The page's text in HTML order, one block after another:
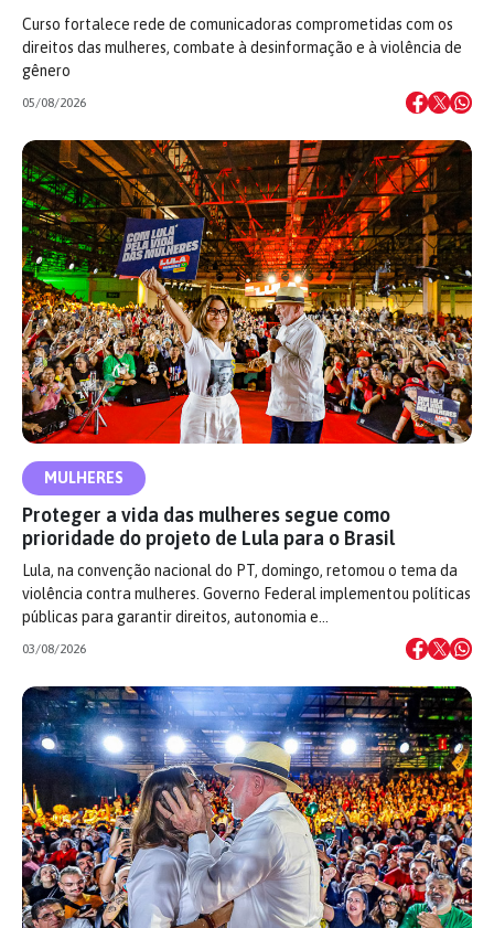
Curso fortalece rede de comunicadoras comprometidas com os
direitos das mulheres, combate à desinformação e à violência de
gênero
05/08/2026
MULHERES
Proteger a vida das mulheres segue como
prioridade do projeto de Lula para o Brasil
Lula, na convenção nacional do PT, domingo, retomou o tema da
violência contra mulheres. Governo Federal implementou políticas
públicas para garantir direitos, autonomia e…
03/08/2026